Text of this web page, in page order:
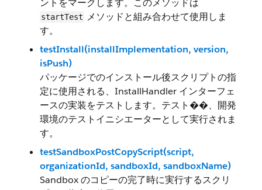
ントをマークします。このメソッドは
startTest メソッドと組み合わせて使用しま
す。
testInstall(installImplementation, version,
isPush)
パッケージでのインストール後スクリプトの指
定に使用される、InstallHandler インターフェ
ースの実装をテストします。テスト��、開発
環境のテストイニシエーターとして実行されま
す。
testSandboxPostCopyScript(script,
organizationId, sandboxId, sandboxName)
Sandbox のコピーの完了時に実行するスクリ